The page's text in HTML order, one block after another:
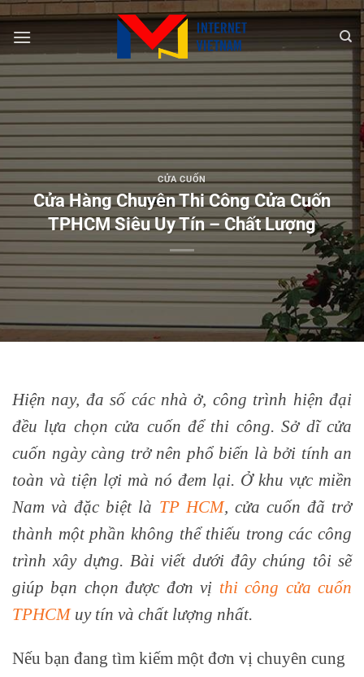
đến
nội
dung
CỬA CUỐN
Cửa Hàng Chuyên Thi Công Cửa Cuốn
TPHCM Siêu Uy Tín – Chất Lượng
Hiện nay, đa số các nhà ở, công trình hiện đại
đều lựa chọn cửa cuốn để thi công. Sở dĩ cửa
cuốn ngày càng trở nên phổ biến là bởi tính an
toàn và tiện lợi mà nó đem lại. Ở khu vực miền
Nam và đặc biệt là TP HCM, cửa cuốn đã trở
thành một phần không thể thiếu trong các công
trình xây dựng. Bài viết dưới đây chúng tôi sẽ
giúp bạn chọn được đơn vị thi công cửa cuốn
TPHCMuy tín và chất lượng nhất.
Nếu bạn đang tìm kiếm một đơn vị chuyên cung